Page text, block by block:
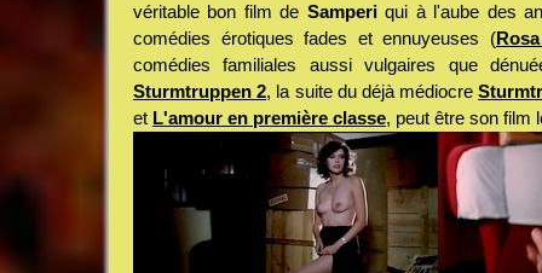
véritable bon film de Samperiqui à l'aube des
comédies érotiques fades et ennuyeuses (
comédies familiales aussi vulgaires que
Sturmtruppen 2, la suite du déjà médiocre
et L'amour en première classe, peut être son film